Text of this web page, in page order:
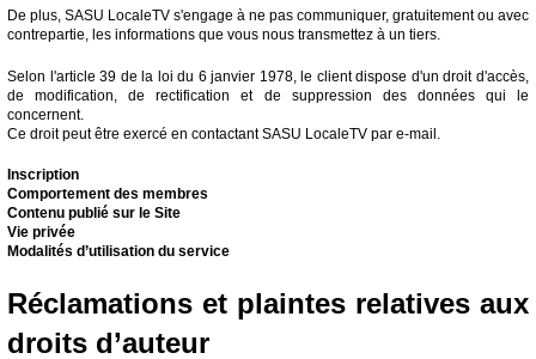
De plus, SASU LocaleTV s'engage à ne pas communiquer, gratuitement ou avec
contrepartie, les informations que vous nous transmettez à un tiers.
Selon l'article 39 de la loi du 6 janvier 1978, le client dispose d'un droit d'accès,
de modification, de rectification et de suppression des données qui le
concernent.
Ce droit peut être exercé en contactant SASU LocaleTV par e-mail.
Inscription
Comportement des membres
Contenu publié sur le Site
Vie privée
Modalités d’utilisation du service
Réclamations et plaintes relatives aux
droits d’auteur